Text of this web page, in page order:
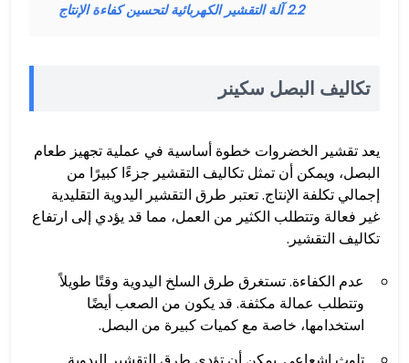
2.2 آلة التقشير الكهربائية لتحسين كفاءة الإنتاج
تكاليف البصل سكينر
يعد تقشير الخضروات خطوة أساسية في عملية تجهيز طعام
البصل، ويمكن أن تمثل تكاليف التقشير جزءًا كبيرًا من
إجمالي تكلفة الإنتاج. تعتبر طرق التقشير اليدوية التقليدية
غير فعالة وتتطلب الكثير من العمل، مما قد يؤدي إلى ارتفاع
تكاليف التقشير.
عدم الكفاءة. تستغرق طرق السلخ اليدوية وقتًا طويلاً
وتتطلب عمالة مكثفة. قد يكون من الصعب أيضًا
استخدامها، خاصة مع كميات كبيرة من البصل.